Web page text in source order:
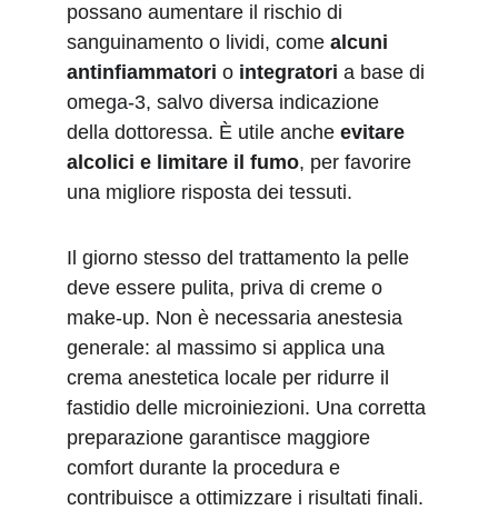
possano aumentare il rischio di
sanguinamento o lividi, come alcuni
antinfiammatori o integratori a base di
omega-3, salvo diversa indicazione
della dottoressa. È utile anche evitare
alcolici e limitare il fumo, per favorire
una migliore risposta dei tessuti.
Il giorno stesso del trattamento la pelle
deve essere pulita, priva di creme o
make-up. Non è necessaria anestesia
generale: al massimo si applica una
crema anestetica locale per ridurre il
fastidio delle microiniezioni. Una corretta
preparazione garantisce maggiore
comfort durante la procedura e
contribuisce a ottimizzare i risultati finali.